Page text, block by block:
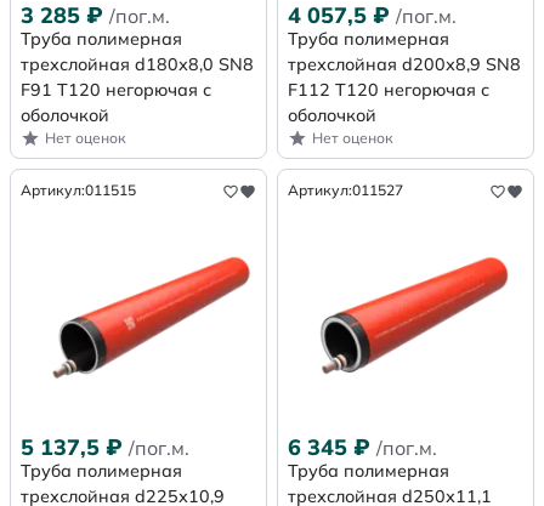
3 285 ₽ /пог.м.
Труба полимерная
трехслойная d180х8,0 SN8
F91 Т120 негорючая с
оболочкой
Нет оценок
4 057,5 ₽ /пог.м.
Труба полимерная
трехслойная d200х8,9 SN8
F112 Т120 негорючая с
оболочкой
Нет оценок
Артикул:011515
5 137,5 ₽ /пог.м.
Труба полимерная
трехслойная d225х10,9
Артикул:011527
6 345 ₽ /пог.м.
Труба полимерная
трехслойная d250х11,1